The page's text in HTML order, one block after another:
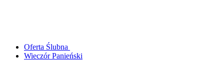
Oferta Ślubna
Wieczór Panieński